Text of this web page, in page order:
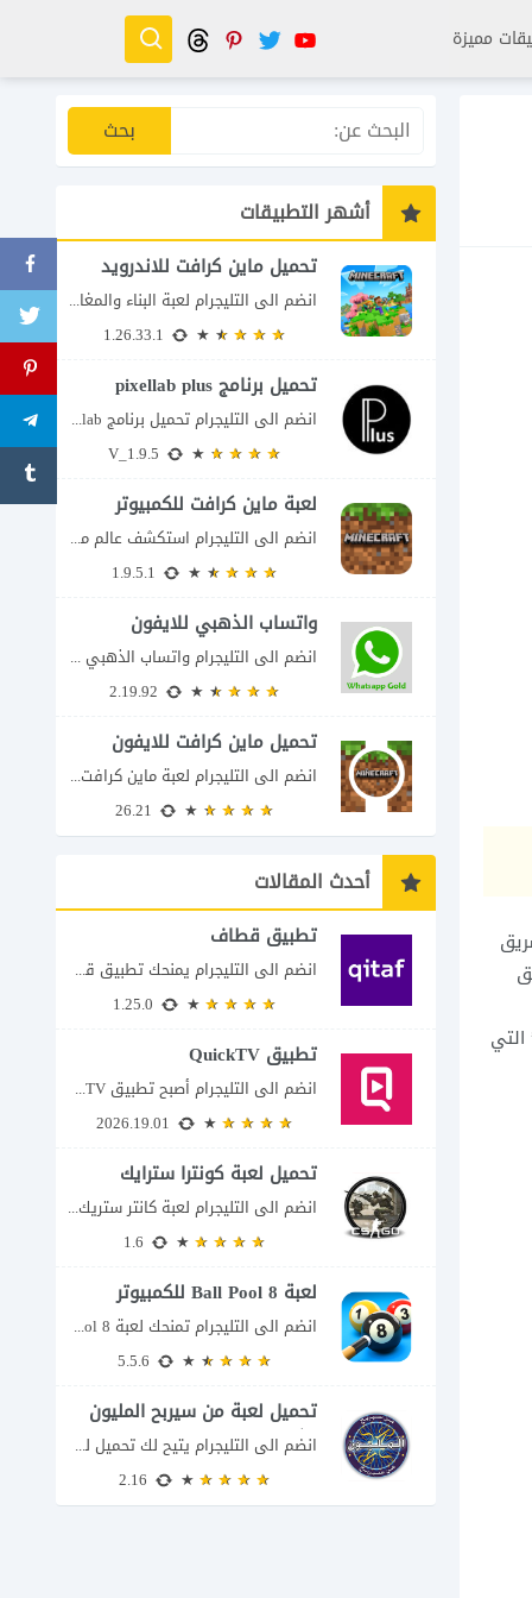
مميزة
التي
أشهر التطبيقات
تحميل ماين كرافت للاندرويد
انضم الى التليجرام لعبة البناء والمغامرة التي لا تنتهي Minecraft إذا كنت تبحث عن...
تحميل برنامج pixellab plus
انضم الى التليجرام تحميل برنامج pixellab مهكر للاندرويد يعتبر تطبيق بيكسلاب من اشهر تطبيقات...
لعبة ماين كرافت للكمبيوتر
انضم الى التليجرام استكشف عالم ماين كرافت بتفاصيل مذهلة 🌟 هل أنت مستعد لمغامرة...
واتساب الذهبي للايفون
انضم الى التليجرام واتساب الذهبي 2023 للايفون إذا كنت تبحث عن واتساب الذهبي للايفون...
تحميل ماين كرافت للايفون
انضم الى التليجرام لعبة ماين كرافت للايفون Minecraft iOS تُعد لعبة Minecraft واحدة من...
أحدث المقالات
تطبيق قطاف
انضم الى التليجرام يمنحك تطبيق قطاف طريقة سهلة لمتابعة نقاط المكافآت والاستفادة منها في...
تطبيق QuickTV
انضم الى التليجرام أصبح تطبيق QuickTV من التطبيقات التي تستهدف محبي المسلسلات السريعة، إذ...
تحميل لعبة كونترا سترايك
انضم الى التليجرام لعبة كانتر ستريك مجانا 2026 عند البحث عن تحميل Counter-Strike للكمبيوتر...
لعبة 8 Ball Pool للكمبيوتر
انضم الى التليجرام تمنحك لعبة 8 Ball Pool تجربة تنافسية ممتعة تجمع بين دقة...
تحميل لعبة من سيربح المليون
للكمبيوتر
انضم الى التليجرام يتيح لك تحميل لعبة من سيربح المليون للكمبيوتر خوض تجربة مسابقات...